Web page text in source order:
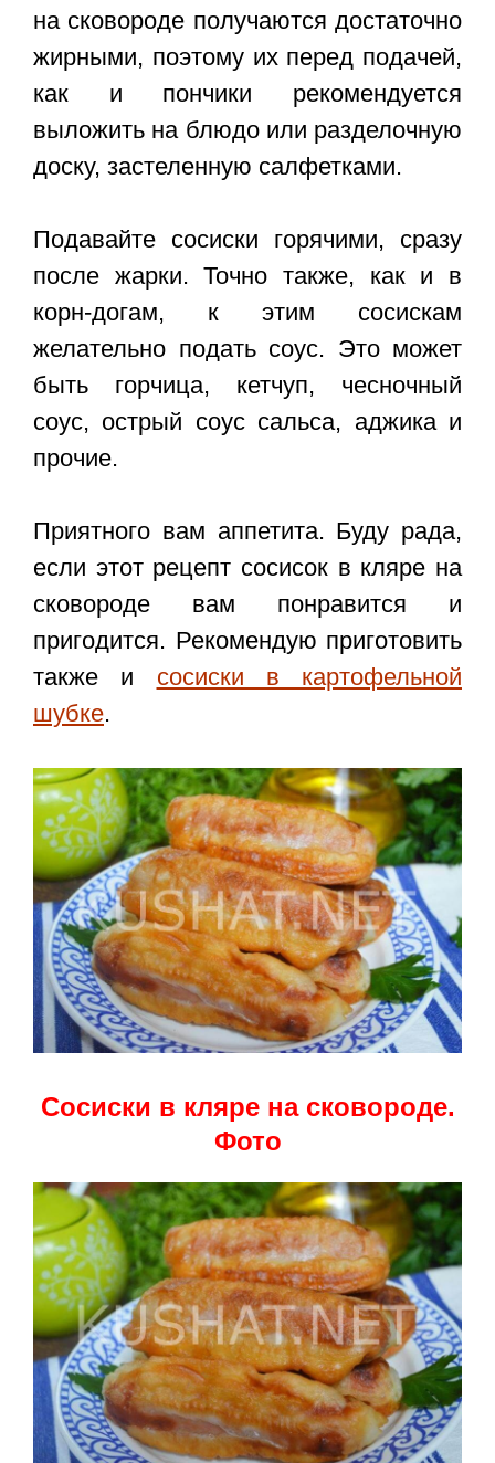
на сковороде получаются достаточно
жирными, поэтому их перед подачей,
как и пончики рекомендуется
выложить на блюдо или разделочную
доску, застеленную салфетками.
Подавайте сосиски горячими, сразу
после жарки. Точно также, как и в
корн-догам, к этим сосискам
желательно подать соус. Это может
быть горчица, кетчуп, чесночный
соус, острый соус сальса, аджика и
прочие.
Приятного вам аппетита. Буду рада,
если этот рецепт сосисок в кляре на
сковороде вам понравится и
пригодится. Рекомендую приготовить
также и сосиски в картофельной
шубке.
Сосиски в кляре на сковороде.
Фото